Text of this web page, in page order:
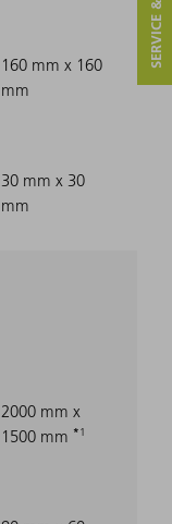
160 mm x 160
mm
30 mm x 30
mm
2000 mm x
1500 mm
1